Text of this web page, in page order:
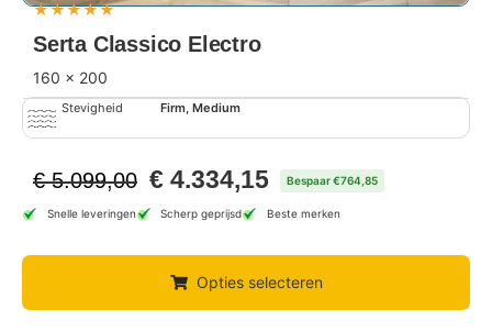
★★★★★
Serta Classico Electro
160 x 200
Stevigheid Firm, Medium
€5.099,00 € 4.334,15 Bespaar €764,85
Snelle leveringen Scherp geprijsd Beste merken
Opties selecteren